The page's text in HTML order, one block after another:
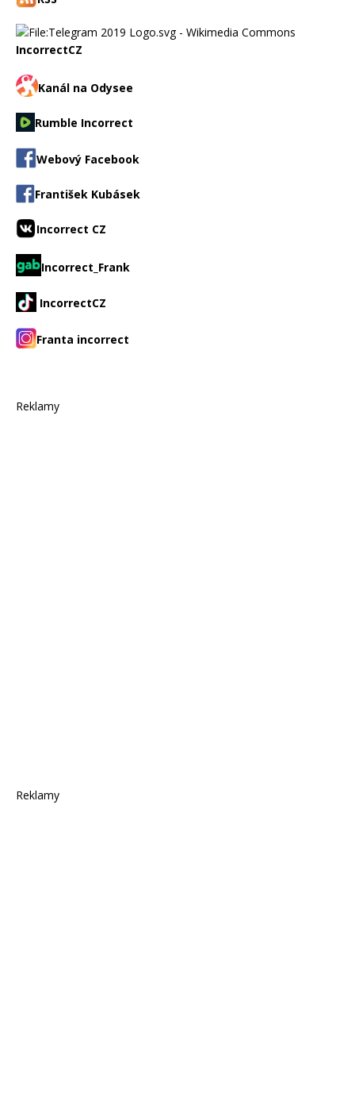
IncorrectCZ
Kanál na Odysee
Rumble Incorrect
Webový Facebook
František Kubásek
Incorrect CZ
Incorrect_Frank
IncorrectCZ
Franta incorrect
Reklamy
Reklamy